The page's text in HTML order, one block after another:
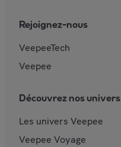
Rejoignez-nous
VeepeeTech
Veepee
Découvrez nos univers
Les univers Veepee
Veepee Voyage